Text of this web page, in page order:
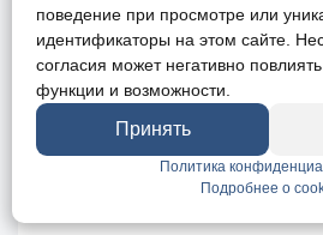
Дом 52.3 м², на участке
Вид на море
Ипотека Онлайн-показ
г. Ялта, пгт. Гурзуф, ул.
поведение при просмотре или
идентификаторы на этом сайте.
согласия может негативно
функции и возможности.
Принять
Политика
Подробнее о